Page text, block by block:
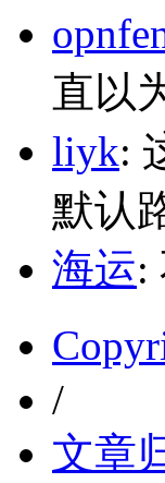
直以
liyk:
默认
海运:
/
文章